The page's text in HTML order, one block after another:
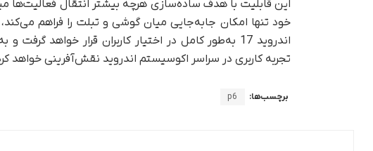
این قابلیت با هدف ساده‌سازی هرچه بیشتر انتقال
خود تنها امکان جابه‌جایی میان گوشی و تبلت را فراهم
اندروید 17 به‌طور کامل در اختیار کاربران قرار
تجربه کاربری در سراسر اکوسیستم اندروید نقش‌آفرینی خواهد
برچسب‌ها: p6